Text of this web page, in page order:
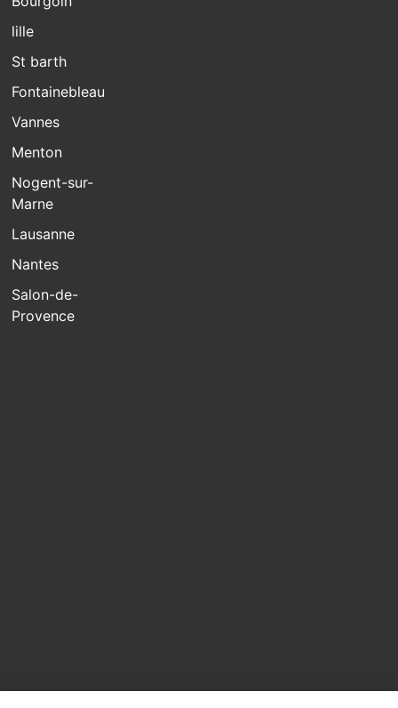
lille
St barth
Fontainebleau
Vannes
Menton
Nogent-sur-
Marne
Lausanne
Nantes
Salon-de-
Provence